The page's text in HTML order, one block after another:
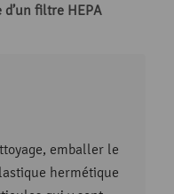
d’un filtre HEPA
emballer le
hermétique